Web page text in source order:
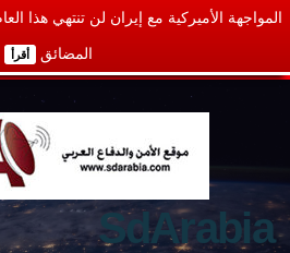
المواجهة الأميركية مع إيران لن تنتهي هذا
المضائق أقرأ
SdArabia